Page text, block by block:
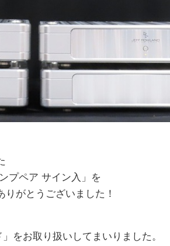
プペア サイン入」を
がとうございました！
をお取り扱いしてまいりました。